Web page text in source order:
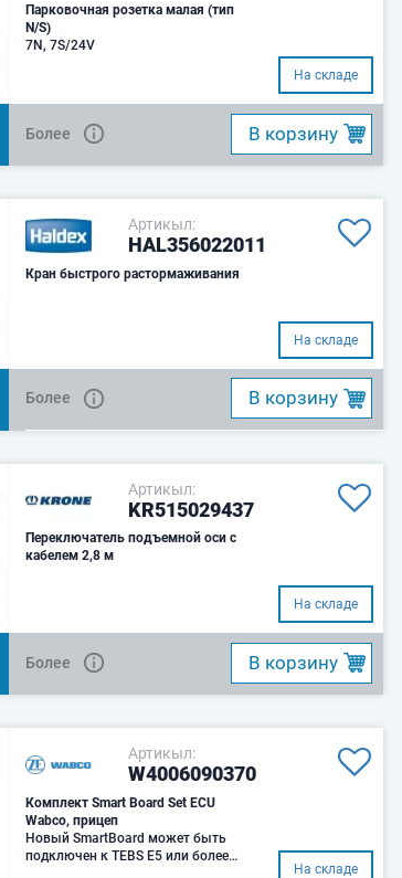
Парковочная розетка малая (тип
N/S)
7N, 7S/24V
На складе
Более B корзину
Артикыл:
HAL356022011
Кран быстрого растормаживания
На складе
Более B корзину
Артикыл:
KR515029437
Переключатель подъемной оси с
кабелем 2,8 м
На складе
Более B корзину
Артикыл:
W4006090370
Комплект Smart Board Set ECU
Wabco, прицеп
Новый SmartBoard может быть
подключен к TEBS E5 или более
На складе